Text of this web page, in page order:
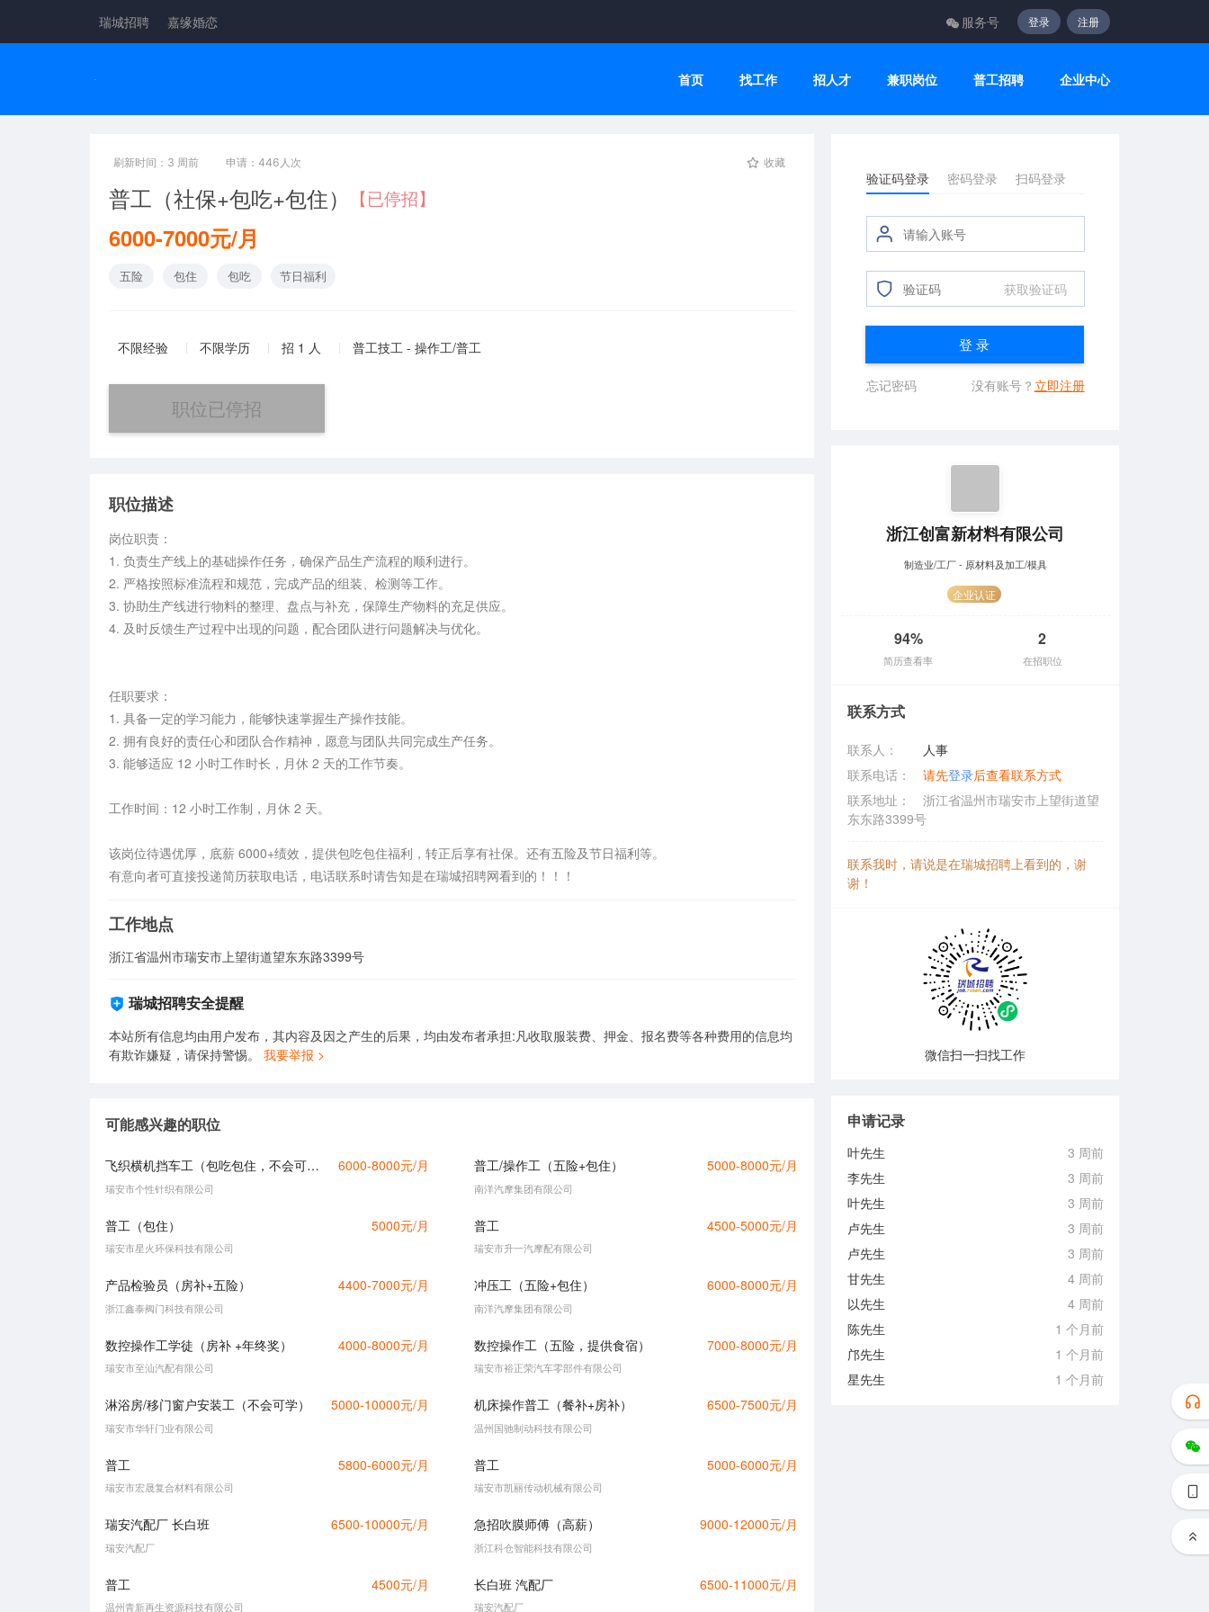
瑞城招聘 嘉缘婚恋 服务号 登录 注册
首页 找工作 招人才 兼职岗位 普工招聘 企业中心
刷新时间：3 周前 申请：446人次 收藏
普工（社保+包吃+包住） 【已停招】
6000-7000元/月
五险 包住 包吃 节日福利
不限经验 不限学历 招 1 人 普工技工 - 操作工/普工
职位已停招
职位描述
岗位职责：
1. 负责生产线上的基础操作任务，确保产品生产流程的顺利进行。
2. 严格按照标准流程和规范，完成产品的组装、检测等工作。
3. 协助生产线进行物料的整理、盘点与补充，保障生产物料的充足供应。
4. 及时反馈生产过程中出现的问题，配合团队进行问题解决与优化。
任职要求：
1. 具备一定的学习能力，能够快速掌握生产操作技能。
2. 拥有良好的责任心和团队合作精神，愿意与团队共同完成生产任务。
3. 能够适应 12 小时工作时长，月休 2 天的工作节奏。
工作时间：12 小时工作制，月休 2 天。
该岗位待遇优厚，底薪 6000+绩效，提供包吃包住福利，转正后享有社保。还有五险及节日福利等。
有意向者可直接投递简历获取电话，电话联系时请告知是在瑞城招聘网看到的！！！
工作地点
浙江省温州市瑞安市上望街道望东东路3399号
瑞城招聘安全提醒
本站所有信息均由用户发布，其内容及因之产生的后果，均由发布者承担:凡收取服装费、押金、报名费等各种费用的信息均
有欺诈嫌疑，请保持警惕。 我要举报 >
可能感兴趣的职位
飞织横机挡车工（包吃包住，不会可学） 6000-8000元/月
瑞安市个性针织有限公司
普工/操作工（五险+包住） 5000-8000元/月
南洋汽摩集团有限公司
普工（包住） 5000元/月
瑞安市星火环保科技有限公司
普工 4500-5000元/月
瑞安市升一汽摩配有限公司
产品检验员（房补+五险） 4400-7000元/月
浙江鑫泰阀门科技有限公司
冲压工（五险+包住） 6000-8000元/月
南洋汽摩集团有限公司
数控操作工学徒（房补 +年终奖） 4000-8000元/月
瑞安市至汕汽配有限公司
数控操作工（五险，提供食宿） 7000-8000元/月
瑞安市裕正荣汽车零部件有限公司
淋浴房/移门窗户安装工（不会可学） 5000-10000元/月
瑞安市华轩门业有限公司
机床操作普工（餐补+房补） 6500-7500元/月
温州国驰制动科技有限公司
普工 5800-6000元/月
瑞安市宏晟复合材料有限公司
普工 5000-6000元/月
瑞安市凯丽传动机械有限公司
瑞安汽配厂 长白班 6500-10000元/月
瑞安汽配厂
急招吹膜师傅（高薪） 9000-12000元/月
浙江科仓智能科技有限公司
普工 4500元/月
温州青新再生资源科技有限公司
长白班 汽配厂 6500-11000元/月
瑞安汽配厂
验证码登录 密码登录 扫码登录
获取验证码
登 录
忘记密码 没有账号？ 立即注册
浙江创富新材料有限公司
制造业/工厂 - 原材料及加工/模具
企业认证
94%
简历查看率
2
在招职位
联系方式
联系人：
人事
联系电话：
请先登录后查看联系方式
联系地址：
浙江省温州市瑞安市上望街道望
东东路3399号
联系我时，请说是在瑞城招聘上看到的，谢
谢！
微信扫一扫找工作
申请记录
叶先生
3 周前
李先生
3 周前
叶先生
3 周前
卢先生
3 周前
卢先生
3 周前
甘先生
4 周前
以先生
4 周前
陈先生
1 个月前
邝先生
1 个月前
星先生
1 个月前